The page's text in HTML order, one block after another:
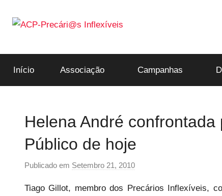
para
ACP-
Precári@s
Início Associação Campanhas
Helena André
Público de hoje
Publicado em Setembro 21, 2010
r
Tiago Gillot, membro dos Precários Inflexíveis,